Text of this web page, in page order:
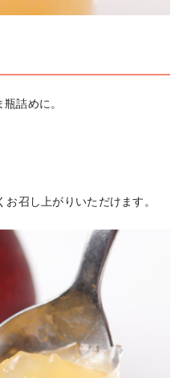
詰めに。
召し上がりいただけます。